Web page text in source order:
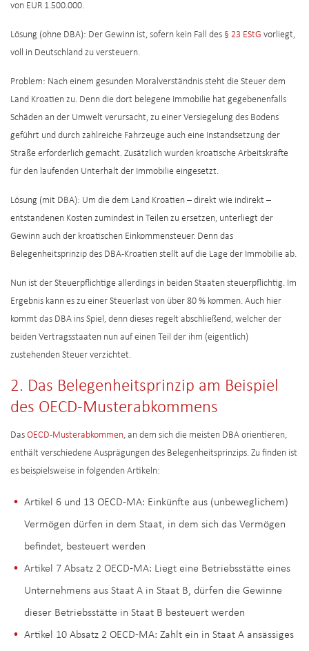
von EUR 1.500.000.
Lösung (ohne DBA): Der Gewinn ist, sofern kein Fall des § 23 EStG vorliegt,
voll in Deutschland zu versteuern.
Problem: Nach einem gesunden Moralverständnis steht die Steuer dem
Land Kroatien zu. Denn die dort belegene Immobilie hat gegebenenfalls
Schäden an der Umwelt verursacht, zu einer Versiegelung des Bodens
geführt und durch zahlreiche Fahrzeuge auch eine Instandsetzung der
Straße erforderlich gemacht. Zusätzlich wurden kroatische Arbeitskräfte
für den laufenden Unterhalt der Immobilie eingesetzt.
Lösung (mit DBA): Um die dem Land Kroatien – direkt wie indirekt –
entstandenen Kosten zumindest in Teilen zu ersetzen, unterliegt der
Gewinn auch der kroatischen Einkommensteuer. Denn das
Belegenheitsprinzip des DBA-Kroatien stellt auf die Lage der Immobilie ab.
Nun ist der Steuerpflichtige allerdings in beiden Staaten steuerpflichtig. Im
Ergebnis kann es zu einer Steuerlast von über 80 % kommen. Auch hier
kommt das DBA ins Spiel, denn dieses regelt abschließend, welcher der
beiden Vertragsstaaten nun auf einen Teil der ihm (eigentlich)
zustehenden Steuer verzichtet.
2. Das Belegenheitsprinzip am Beispiel
des OECD-Musterabkommens
Das OECD-Musterabkommen, an dem sich die meisten DBA orientieren,
enthält verschiedene Ausprägungen des Belegenheitsprinzips. Zu finden ist
es beispielsweise in folgenden Artikeln:
Artikel 6 und 13 OECD-MA: Einkünfte aus (unbeweglichem)
Vermögen dürfen in dem Staat, in dem sich das Vermögen
befindet, besteuert werden
Artikel 7 Absatz 2 OECD-MA: Liegt eine Betriebsstätte eines
Unternehmens aus Staat A in Staat B, dürfen die Gewinne
dieser Betriebsstätte in Staat B besteuert werden
Artikel 10 Absatz 2 OECD-MA: Zahlt ein in Staat A ansässiges